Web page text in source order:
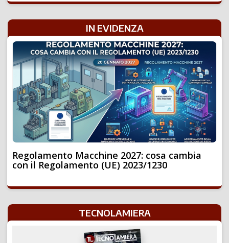
IN EVIDENZA
Regolamento Macchine 2027: cosa cambia
con il Regolamento (UE) 2023/1230
TECNOLAMIERA